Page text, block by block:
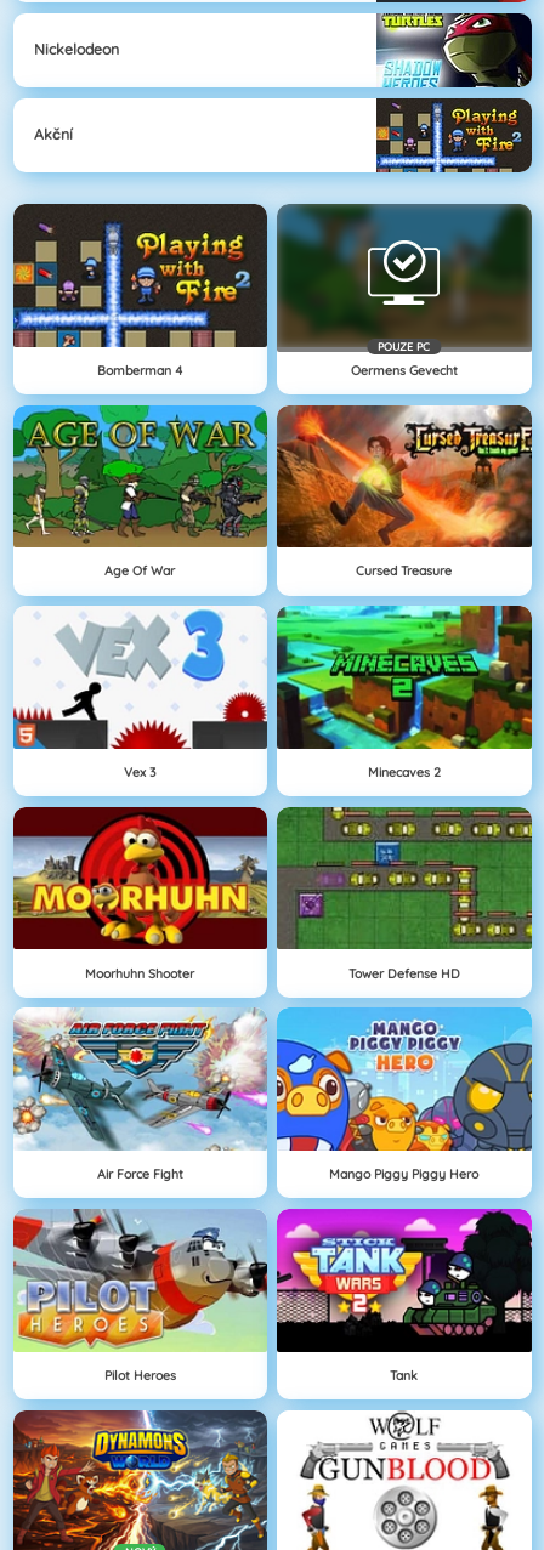
Nickelodeon
Akční
Bomberman 4
POUZE PC
Oermens Gevecht
Age Of War Cursed Treasure
Vex 3 Minecaves 2
Moorhuhn Shooter Tower Defense HD
Air Force Fight Mango Piggy Piggy Hero
Pilot Heroes Tank